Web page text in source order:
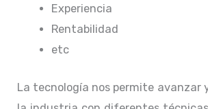
Experiencia
Rentabilidad
etc
La tecnología nos permite avanzar